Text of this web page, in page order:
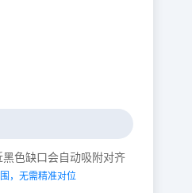
色缺口会自动吸附对齐
，无需精准对位